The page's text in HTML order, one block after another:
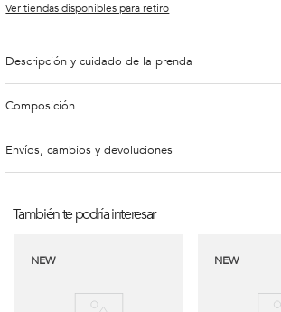
Ver tiendas disponibles para retiro
Descripción y cuidado de la prenda
Composición
Envíos, cambios y devoluciones
También te podría interesar
NEW NEW